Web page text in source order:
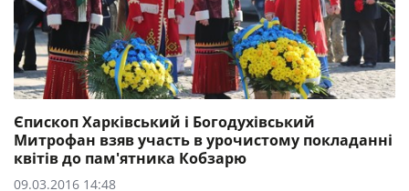
Єпископ Харківський і Богодухівський
Митрофан взяв участь в урочистому покладанні
квітів до пам'ятника Кобзарю
09.03.2016 14:48